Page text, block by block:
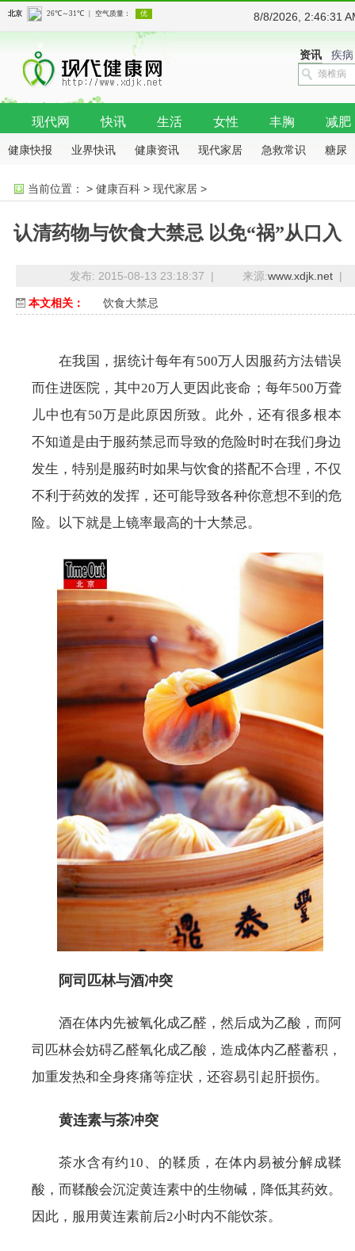
8/8/2026, 2:46:31
资讯 疾病
现代网 快讯 生活 女性 丰胸 减肥
健康快报 业界快讯 健康资讯 现代家居 急救常识 糖尿
抗癌
当前位置： > 健康百科 > 现代家居 >
认清药物与饮食大禁忌 以免“祸”从口入
发布: 2015-08-13 23:18:37 | 来源:www.xdjk.net |
本文相关： 饮食大禁忌
在我国，据统计每年有500万人因服药方法错误
而住进医院，其中20万人更因此丧命；每年500万聋
儿中也有50万是此原因所致。此外，还有很多根本
不知道是由于服药禁忌而导致的危险时时在我们身边
发生，特别是服药时如果与饮食的搭配不合理，不仅
不利于药效的发挥，还可能导致各种你意想不到的危
险。以下就是上镜率最高的十大禁忌。
阿司匹林与酒冲突
酒在体内先被氧化成乙醛，然后成为乙酸，而阿
司匹林会妨碍乙醛氧化成乙酸，造成体内乙醛蓄积，
加重发热和全身疼痛等症状，还容易引起肝损伤。
黄连素与茶冲突
茶水含有约10、的鞣质，在体内易被分解成鞣
酸，而鞣酸会沉淀黄连素中的生物碱，降低其药效。
因此，服用黄连素前后2小时内不能饮茶。